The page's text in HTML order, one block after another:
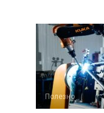
Полезно